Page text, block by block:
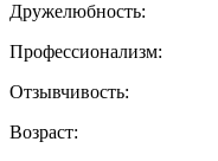
Дружелюбность:
Профессионализм:
Отзывчивость:
Возраст: